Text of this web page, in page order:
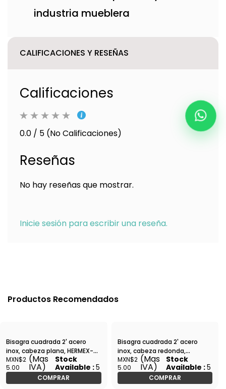
industria mueblera
CALIFICACIONES Y RESEÑAS
Calificaciones
0.0 / 5 (No Calificaciones)
Reseñas
No hay reseñas que mostrar.
Inicie sesión para escribir una reseña.
Productos Recomendados
Bisagra cuadrada 2' acero
inox, cabeza plana, HERMEX-
BC-204P / 43225
MXN$2
5.00
(Mas
IVA)
Stock
Available :5
COMPRAR
Bisagra cuadrada 2' acero
inox, cabeza redonda,
HERMEX-BC-204R / 43220
MXN$2
5.00
(Mas
IVA)
Stock
Available :5
COMPRAR